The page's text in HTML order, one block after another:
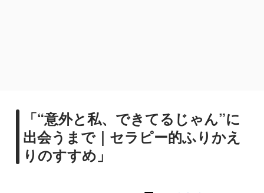
「“意外と私、できてるじゃん”に
出会うまで｜セラピー的ふりかえ
りのすすめ」